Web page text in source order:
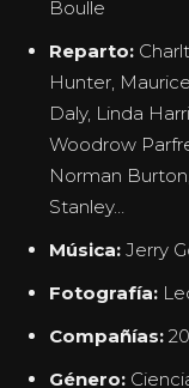
Boulle
Reparto:
Hunter,
Daly, Linda
Woodrow
Norman
Stanley…
Música: Jerry
Fotografía:
Compañías:
Género: